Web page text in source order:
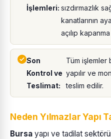
İşlemleri: sızdırmazlık
kanatlarının
açılıp
Son
Kontrol ve
Teslimat:
Tüm işlemler
yapılır ve
teslim edilir.
Neden Yılmazlar Yapı
Bursa yapı ve tadilat